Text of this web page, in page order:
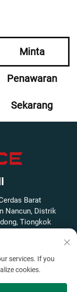
Minta
Penawaran
Sekarang
Barat
Nancun, Distrik
Tiongkok
services. If you
cookies.